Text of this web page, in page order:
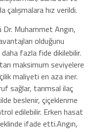
hız verildi.
Muhammet Angın,
olduğunu
fazla fide dikilebilir.
maksimum seviyelere
maliyeti en aza iner.
sağlar, tarımsal ilaç
beslenir, çiçeklenme
edilebilir. Erken hasat
ifade etti.Angın,